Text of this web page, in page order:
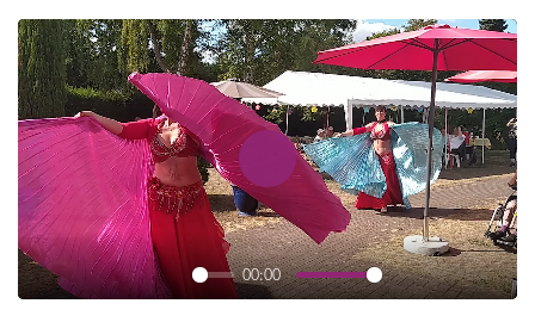
RestartRewind
PlayForward
00:00
Settings
PIP
Play